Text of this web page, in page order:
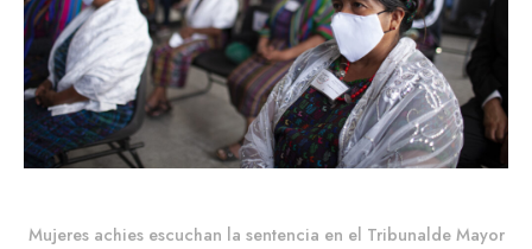
Mujeres achies escuchan la sentencia en el Tribunalde Mayor